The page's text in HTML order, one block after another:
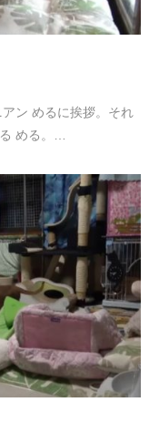
ン めるに挨拶。それ
める。…